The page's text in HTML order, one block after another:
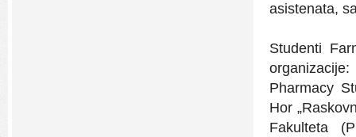
asistenata,
Studenti
Pharmacy
Hor
Fakulteta